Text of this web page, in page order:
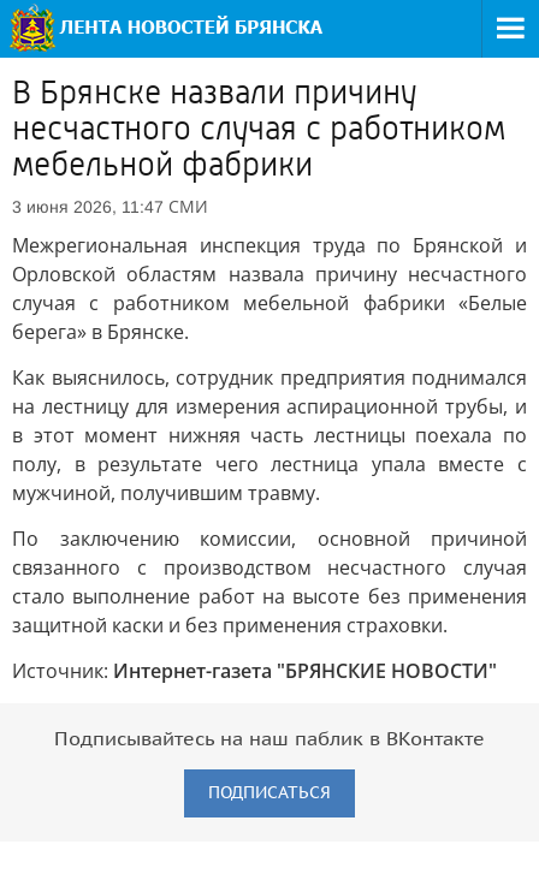
В Брянске назвали причину
несчастного случая с работником
мебельной фабрики
3 июня 2026, 11:47 СМИ
Межрегиональная инспекция труда по Брянской и
Орловской областям назвала причину несчастного
случая с работником мебельной фабрики «Белые
берега» в Брянске.
Как выяснилось, сотрудник предприятия поднимался
на лестницу для измерения аспирационной трубы, и
в этот момент нижняя часть лестницы поехала по
полу, в результате чего лестница упала вместе с
мужчиной, получившим травму.
По заключению комиссии, основной причиной
связанного с производством несчастного случая
стало выполнение работ на высоте без применения
защитной каски и без применения страховки.
Источник: Интернет-газета "БРЯНСКИЕ НОВОСТИ"
Подписывайтесь на наш паблик в ВКонтакте
ПОДПИСАТЬСЯ